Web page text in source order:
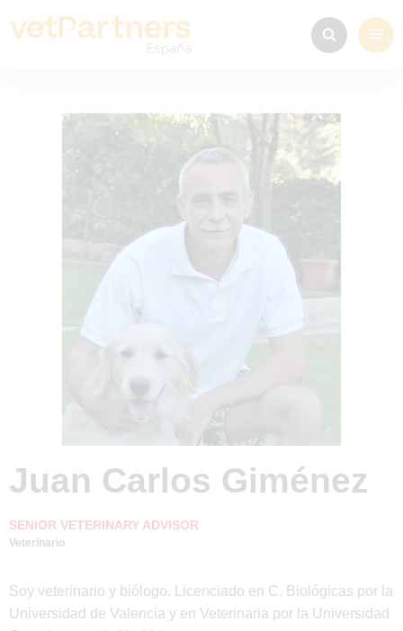
Juan Carlos Giménez
SENIOR VETERINARY ADVISOR
Veterinario
Soy veterinario y biólogo. Licenciado en C. Biológicas por la
Universidad de Valencia y en Veterinaria por la Universidad